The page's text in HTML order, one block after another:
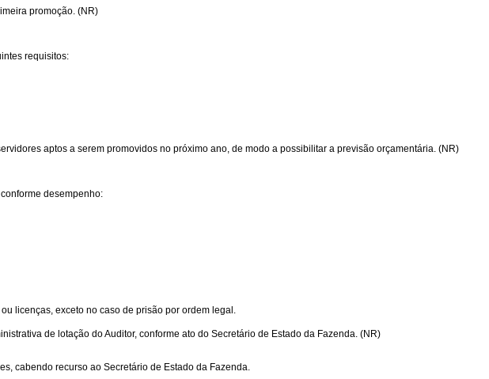
promoção. (NR)
requisitos:
aptos a serem promovidos no próximo ano, de modo a possibilitar a previsão orçamentária. (NR)
desempenho:
licenças, exceto no caso de prisão por ordem legal.
de lotação do Auditor, conforme ato do Secretário de Estado da Fazenda. (NR)
cabendo recurso ao Secretário de Estado da Fazenda.